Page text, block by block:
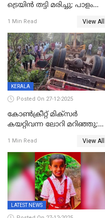
ട്രെയിൻ തട്ടി മരിച്ചു; പാളം
അപകടം മലപ്പുറത്ത്
1 Min Read View All
KERALA
Posted On 27-12-2025
കോണ്‍ക്രീറ്റ് മിക്‌സര്‍
കയറ്റിവന്ന ലോറി മറിഞ്ഞു;
അപകടം കണ്ണൂരിൽ
1 Min Read View All
LATEST NEWS